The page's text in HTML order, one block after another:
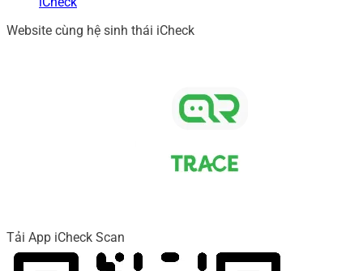
Website cùng hệ sinh thái iCheck
Tải App iCheck Scan